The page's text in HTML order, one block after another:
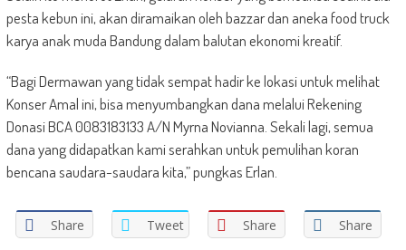
pesta kebun ini, akan diramaikan oleh bazzar dan aneka food truck
karya anak muda Bandung dalam balutan ekonomi kreatif.
“Bagi Dermawan yang tidak sempat hadir ke lokasi untuk melihat
Konser Amal ini, bisa menyumbangkan dana melalui Rekening
Donasi BCA 0083183133 A/N Myrna Novianna. Sekali lagi, semua
dana yang didapatkan kami serahkan untuk pemulihan koran
bencana saudara-saudara kita,” pungkas Erlan.
Share Tweet Share Share